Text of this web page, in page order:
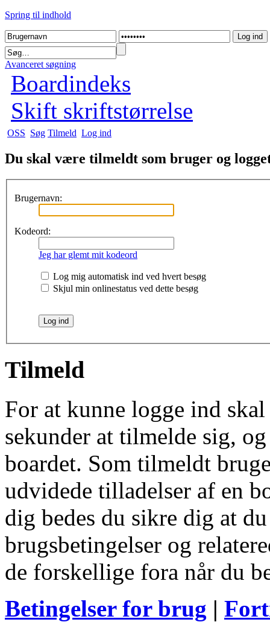
Spring til indhold
Avanceret søgning
Boardindeks
Skift skriftstørrelse
OSS Søg Tilmeld Log ind
Du skal være tilmeldt som bruger og
Brugernavn:
Kodeord:
Jeg har glemt mit kodeord
Log mig automatisk ind ved hvert besøg
Skjul min onlinestatus ved dette besøg
Tilmeld
For at kunne logge ind
sekunder at tilmelde sig,
boardet. Som tilmeldt
udvidede tilladelser af en
dig bedes du sikre dig at
brugsbetingelser og
de forskellige fora når du
Betingelser for brug |